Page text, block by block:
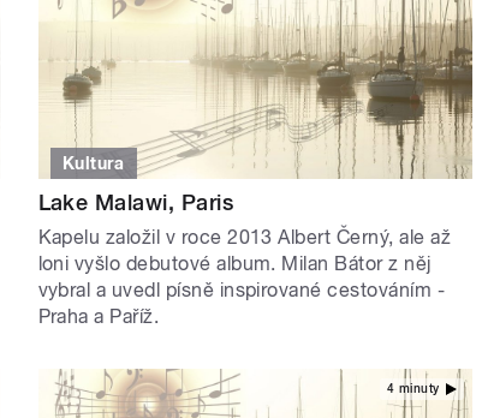
Kultura
Lake Malawi, Paris
Kapelu založil v roce 2013 Albert Černý, ale až
loni vyšlo debutové album. Milan Bátor z něj
vybral a uvedl písně inspirované cestováním -
Praha a Paříž.
4 minuty